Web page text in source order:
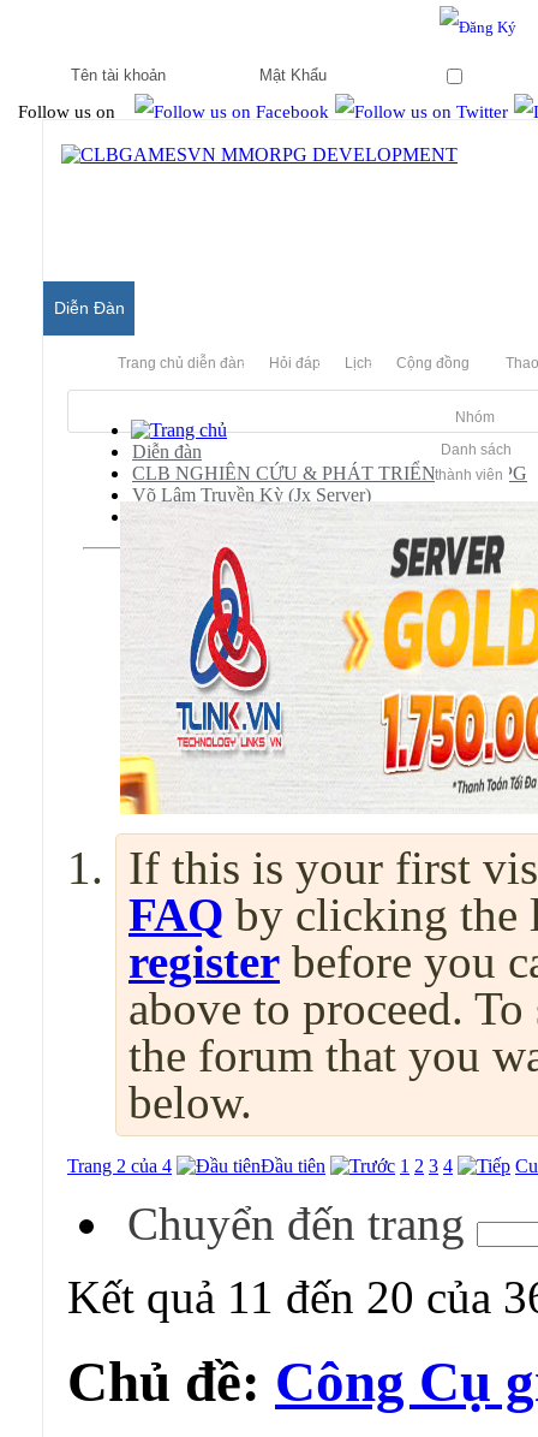
Follow us on
Diễn Đàn
Trang chủ diễn đàn Hỏi đáp Lịch Cộng đồng
Nhóm
Danh sách
thành viên
Diễn đàn
CLB NGHIÊN CỨU & PHÁT TRIỂN MMORPG
Võ Lâm Truyền Kỳ (Jx Server)
[JX]
Công Cụ giải nén Pak mới
If this is your first
FAQ by clicking the
register before you
above to proceed.
the forum that you
below.
Trang 2 của 4 Đầu tiên 1 2 3 4
Chuyển đến trang
Kết quả 11 đến 20 của
Chủ đề: Công Cụ